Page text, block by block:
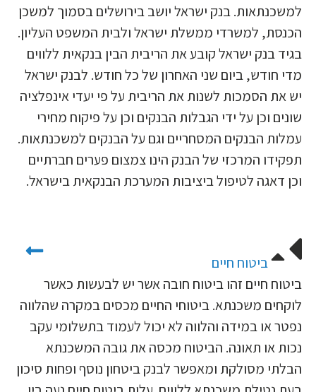
למשכנתאות. בנק ישראל יושב בירושלים בסמוך למשכן
הכנסת, למשרדי ממשלת ישראל ולבית המשפט העליון.
בגיד בנק ישראל קובע את הריבית הבין בנקאית ללווים
מדי חודש, ביום שני האחרון של כל חודש. לבנק ישראל
יש את הסמכות לשנות את הריבית על פי יעדי אינפלציה
שונים וכן על ידי הגבלות הבנקים וכן על פיקוח מחירי
עמלות הבנקים המסחריים וגם על הבנקים למשכנתאות.
תפקידו המרכזי של הבנק הינו צמצום פערים חברתיים
וכן דאגה לטיפול ביציבות המערכת הבנקאית בישראל.
ביטוח חיים
ביטוח חיים זהו ביטוח חובה אשר יש לבעשות כאשר
לוקחים משכנתא. ביטוחי החיים מכסים במקרה שהלווה
נפטר או במידה והלווה לא יכול לעמוד בתשלומי עקב
נכות או תאונה. הביטוח מכסה את גובה המשכנתא
הבלתי מסולקת ומאפשר לבנק ביטחון נוסף ופחות סיכון